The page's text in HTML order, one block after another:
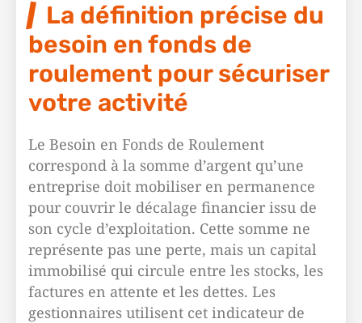
La définition précise du
besoin en fonds de
roulement pour sécuriser
votre activité
Le Besoin en Fonds de Roulement
correspond à la somme d’argent qu’une
entreprise doit mobiliser en permanence
pour couvrir le décalage financier issu de
son cycle d’exploitation. Cette somme ne
représente pas une perte, mais un capital
immobilisé qui circule entre les stocks, les
factures en attente et les dettes. Les
gestionnaires utilisent cet indicateur de